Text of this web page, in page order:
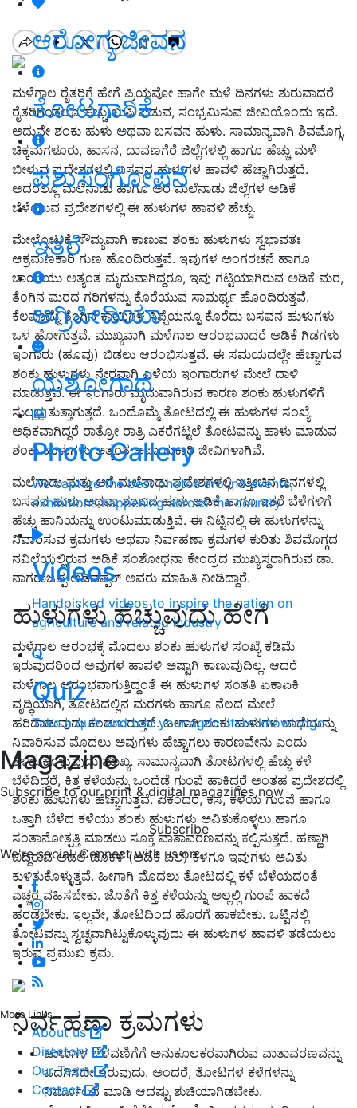
ಆರೋಗ್ಯ ಜೀವನ
ತೋಟಗಾರಿಕೆ
ಪಶುಸಂಗೋಪನೆ
ಇತರೆ
ಅಗ್ರಿಪೀಡಿಯಾ
ಯಶೋಗಾಥೆ
Photo Gallery
We capture the best photos around events,
exhibitions happening across the country
Videos
Handpicked videos to inspire the nation on
agriculture and related industry
Quiz
Take a quiz and test your agriculture knowledge
Magazine
Subscribe to our print & digital magazines now
Subscribe
We're social. Connect with us on:
More Links
About us
Directory
Our Team
Contact
ಮಳೆಗಾಲ ರೈತರಿಗೆ ಹೇಗೆ ಪ್ರಿಯವೋ ಹಾಗೇ ಮಳೆ ದಿನಗಳು ಶುರುವಾದರೆ
ರೈತರಿಗಿಂತಲೂ ಹೆಚ್ಚು ಖುಷಿ ಪಡುವ, ಸಂಭ್ರಮಿಸುವ ಜೀವಿಯೊಂದು ಇದೆ.
ಅದುವೇ ಶಂಕು ಹುಳು ಅಥವಾ ಬಸವನ ಹುಳು. ಸಾಮಾನ್ಯವಾಗಿ ಶಿವಮೊಗ್ಗ,
ಚಿಕ್ಕಮಗಳೂರು, ಹಾಸನ, ದಾವಣಗೆರೆ ಜಿಲ್ಲೆಗಳಲ್ಲಿ ಹಾಗೂ ಹೆಚ್ಚು ಮಳೆ
ಬೀಳುವ ಪ್ರದೇಶಗಳಲ್ಲಿ ಬಸವನ ಹುಳುಗಳ ಹಾವಳಿ ಹೆಚ್ಚಾಗಿರುತ್ತದೆ.
ಅದರಲ್ಲೂ ಮಲೆನಾಡು ಹಾಗೂ ಅರೆ ಮಲೆನಾಡು ಜಿಲ್ಲೆಗಳ ಅಡಿಕೆ
ಬೆಳೆಯುವ ಪ್ರದೇಶಗಳಲ್ಲಿ ಈ ಹುಳುಗಳ ಹಾವಳಿ ಹೆಚ್ಚು.
ಮೇಲ್ನೋಟಕ್ಕೆ ಸೌಮ್ಯವಾಗಿ ಕಾಣುವ ಶಂಕು ಹುಳುಗಳು ಸ್ವಭಾವತಃ
ಆಕ್ರಮಣಕಾರಿ ಗುಣ ಹೊಂದಿರುತ್ತವೆ. ಇವುಗಳ ಅಂಗರಚನೆ ಹಾಗೂ
ಬಾಯಿಯು ಅತ್ಯಂತ ಮೃದುವಾಗಿದ್ದರೂ, ಇವು ಗಟ್ಟಿಯಾಗಿರುವ ಅಡಿಕೆ ಮರ,
ತೆಂಗಿನ ಮರದ ಗರಿಗಳನ್ನು ಕೊರೆಯುವ ಸಾಮರ್ಥ್ಯ ಹೊಂದಿರುತ್ತವೆ.
ಕೆಲವೊಮ್ಮೆ ತೆಂಗಿನ ಕಾಯಿಗಳ ಸಿಪ್ಪೆಯನ್ನೂ ಕೊರೆದು ಬಸವನ ಹುಳುಗಳು
ಒಳ ಹೋಗುತ್ತವೆ. ಮುಖ್ಯವಾಗಿ ಮಳೆಗಾಲ ಆರಂಭವಾದರೆ ಅಡಿಕೆ ಗಿಡಗಳು
ಇಂಗಾರು (ಹೂವು) ಬಿಡಲು ಆರಂಭಿಸುತ್ತವೆ. ಈ ಸಮಯದಲ್ಲೇ ಹೆಚ್ಚಾಗುವ
ಶಂಕು ಹುಳುಗಳು ನೇರವಾಗಿ ಎಳೆಯ ಇಂಗಾರುಗಳ ಮೇಲೆ ದಾಳಿ
ಮಾಡುತ್ತವೆ. ಈ ಇಂಗಾರು ಮೃದುವಾಗಿರುವ ಕಾರಣ ಶಂಕು ಹುಳುಗಳಿಗೆ
ಸುಲಭ ತುತ್ತಾಗುತ್ತದೆ. ಒಂದೊಮ್ಮೆ ತೋಟದಲ್ಲಿ ಈ ಹುಳುಗಳ ಸಂಖ್ಯೆ
ಅಧಿಕವಾಗಿದ್ದರೆ ರಾತ್ರೋ ರಾತ್ರಿ ಎಕರೆಗಟ್ಟಲೆ ತೋಟವನ್ನು ಹಾಳು ಮಾಡುವ
ಶಂಕು ಹುಳುಗಳು ಅತ್ಯಂತ ಅಪಾಯಕಾರಿ ಜೀವಿಗಳಾಗಿವೆ.
ಮಲೆನಾಡು ಮತ್ತು ಅರೆ ಮಲೆನಾಡು ಪ್ರದೇಶಗಳಲ್ಲಿ ಇತ್ತೀಚಿನ ದಿನಗಳಲ್ಲಿ
ಬಸವನ ಹುಳು ಅಥವಾ ಶಂಖದ ಹುಳು ಅಡಿಕೆ ಹಾಗೂ ಇತರೆ ಬೆಳೆಗಳಿಗೆ
ಹೆಚ್ಚು ಹಾನಿಯನ್ನು ಉಂಟುಮಾಡುತ್ತಿವೆ. ಈ ನಿಟ್ಟಿನಲ್ಲಿ ಈ ಹುಳುಗಳನ್ನು
ನಿವಾರಿಸುವ ಕ್ರಮಗಳು ಅಥವಾ ನಿರ್ವಹಣಾ ಕ್ರಮಗಳ ಕುರಿತು ಶಿವಮೊಗ್ಗದ
ನವಿಲೆಯಲ್ಲಿರುವ ಅಡಿಕೆ ಸಂಶೋಧನಾ ಕೇಂದ್ರದ ಮುಖ್ಯಸ್ಥರಾಗಿರುವ ಡಾ.
ನಾಗರಾಜಪ್ಪ ಅಡಿವಪ್ಪರ್ ಅವರು ಮಾಹಿತಿ ನೀಡಿದ್ದಾರೆ.
ಹುಳುಗಳು ಹೆಚ್ಚುವುದು ಹೇಗೆ
ಮಳೆಗಾಲ ಆರಂಭಕ್ಕೆ ಮೊದಲು ಶಂಕು ಹುಳುಗಳ ಸಂಖ್ಯೆ ಕಡಿಮೆ
ಇರುವುದರಿಂದ ಅವುಗಳ ಹಾವಳಿ ಅಷ್ಟಾಗಿ ಕಾಣುವುದಿಲ್ಲ. ಆದರೆ
ಮಳೆಗಾಲ ಆರಂಭವಾಗುತ್ತಿದ್ದಂತೆ ಈ ಹುಳುಗಳ ಸಂತತಿ ಏಕಾಏಕಿ
ವೃದ್ಧಿಯಾಗಿ, ತೋಟದಲ್ಲಿನ ಮರಗಳು ಹಾಗೂ ನೆಲದ ಮೇಲೆ
ಹರಿದಾಡುವುದು ಕಂಡುಬರುತ್ತದೆ. ಹೀಗಾಗಿ ಶಂಕು ಹುಳುಗಳ ಬಾಧೆಯನ್ನು
ನಿವಾರಿಸುವ ಮೊದಲು ಅವುಗಳು ಹೆಚ್ಚಾಗಲು ಕಾರಣವೇನು ಎಂದು
ತಿಳಿದುಕೊಳ್ಳುವುದು ಮುಖ್ಯ. ಸಾಮಾನ್ಯವಾಗಿ ತೋಟಗಳಲ್ಲಿ ಹೆಚ್ಚು ಕಳೆ
ಬೆಳೆದಿದ್ದರೆ, ಕಿತ್ತ ಕಳೆಯನ್ನು ಒಂದೆಡೆ ಗುಂಪೆ ಹಾಕಿದ್ದರೆ ಅಂತಹ ಪ್ರದೇಶದಲ್ಲಿ
ಶಂಕು ಹುಳುಗಳು ಹೆಚ್ಚಾಗುತ್ತವೆ. ಏಕೆಂದರೆ, ಕಸ, ಕಳೆಯ ಗುಂಪೆ ಹಾಗೂ
ಒತ್ತಾಗಿ ಬೆಳೆದ ಕಳೆಯು ಶಂಕು ಹುಳುಗಳು ಅವಿತುಕೊಳ್ಳಲು ಹಾಗೂ
ಸಂತಾನೋತ್ಪತ್ತಿ ಮಾಡಲು ಸೂಕ್ತ ವಾತಾವರಣವನ್ನು ಕಲ್ಪಿಸುತ್ತದೆ. ಹಣ್ಣಾಗಿ
ಬಿದ್ದಿರುವ ಅಡಲೆ ಡೊಕಳೆ (ಅಡಿಕೆ ಎಲೆ) ಕೆಳಗೂ ಇವುಗಳು ಅವಿತು
ಕುಳಿತುಕೊಳ್ಳುತ್ತವೆ. ಹೀಗಾಗಿ ಮೊದಲು ತೋಟದಲ್ಲಿ ಕಳೆ ಬೆಳೆಯದಂತೆ
ಎಚ್ಚರ ವಹಿಸಬೇಕು. ಜೊತೆಗೆ ಕಿತ್ತ ಕಳೆಯನ್ನು ಅಲ್ಲಲ್ಲಿ ಗುಂಪೆ ಹಾಕದೆ
ಹರಡಬೇಕು. ಇಲ್ಲವೇ, ತೋಟದಿಂದ ಹೊರಗೆ ಹಾಕಬೇಕು. ಒಟ್ಟಿನಲ್ಲಿ
ತೋಟವನ್ನು ಸ್ವಚ್ಛವಾಗಿಟ್ಟುಕೊಳ್ಳುವುದು ಈ ಹುಳುಗಳ ಹಾವಳಿ ತಡೆಯಲು
ಇರುವ ಪ್ರಮುಖ ಕ್ರಮ.
ನಿರ್ವಹಣಾ ಕ್ರಮಗಳು
ಹುಳುಗಳ ಬೆಳವಣಿಗೆಗೆ ಅನುಕೂಲಕರವಾಗಿರುವ ವಾತಾವರಣವನ್ನು
ಒದಗಿಸದೇ ಇರುವುದು. ಅಂದರೆ, ತೋಟಗಳ ಕಳೆಗಳನ್ನು
ನಿರ್ಮೂಲನೆ ಮಾಡಿ ಆದಷ್ಟು ಶುಚಿಯಾಗಿಡಬೇಕು.